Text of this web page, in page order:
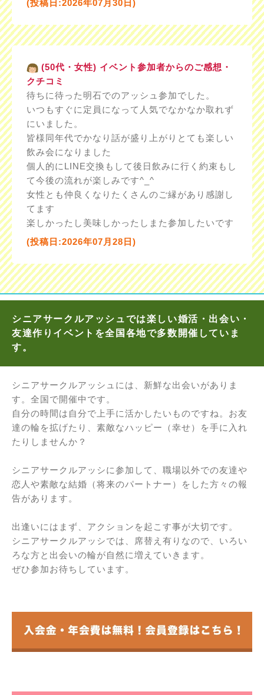
(投稿日:2026年07月30日)
(50代・女性) イベント参加者からのご感想・
クチコミ
待ちに待った明石でのアッシュ参加でした。
いつもすぐに定員になって人気でなかなか取れず
にいました。
皆様同年代でかなり話が盛り上がりとても楽しい
飲み会になりました
個人的にLINE交換もして後日飲みに行く約束もし
て今後の流れが楽しみです^_^
女性とも仲良くなりたくさんのご縁があり感謝し
てます
楽しかったし美味しかったしまた参加したいです
(投稿日:2026年07月28日)
シニアサークルアッシュでは楽しい婚活・出会い・
友達作りイベントを全国各地で多数開催していま
す。
シニアサークルアッシュには、新鮮な出会いがありま
す。全国で開催中です。
自分の時間は自分で上手に活かしたいものですね。お友
達の輪を拡げたり、素敵なハッピー（幸せ）を手に入れ
たりしませんか？
シニアサークルアッシに参加して、職場以外での友達や
恋人や素敵な結婚（将来のパートナー）をした方々の報
告があります。
出逢いにはまず、アクションを起こす事が大切です。
シニアサークルアッシでは、席替え有りなので、いろい
ろな方と出会いの輪が自然に増えていきます。
ぜひ参加お待ちしています。